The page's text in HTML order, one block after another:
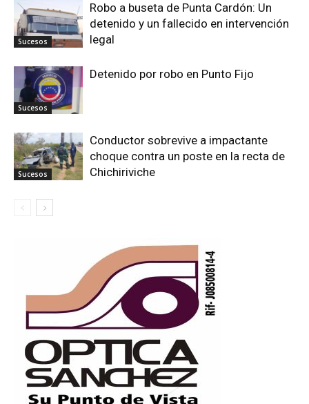
Sucesos
Robo a buseta de Punta Cardón: Un
detenido y un fallecido en intervención
legal
Sucesos
Detenido por robo en Punto Fijo
Sucesos
Conductor sobrevive a impactante
choque contra un poste en la recta de
Chichiriviche